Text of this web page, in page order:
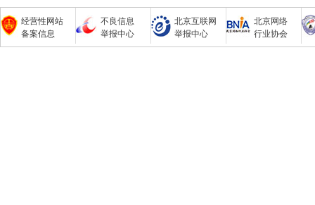
经营性网站
备案信息
不良信息
举报中心
北京互联网
举报中心
北京网络
行业协会